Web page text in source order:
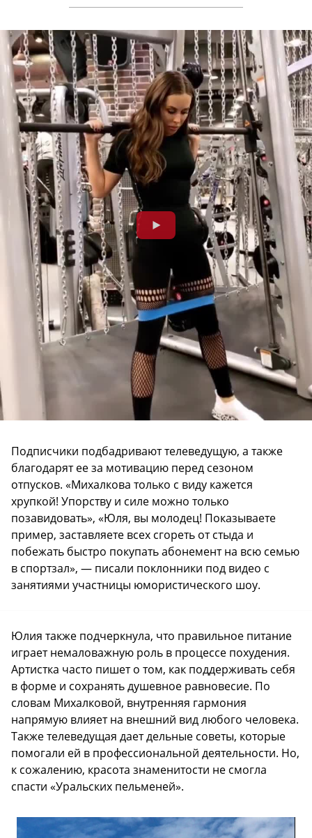
Подписчики подбадривают телеведущую, а также
благодарят ее за мотивацию перед сезоном
отпусков. «Михалкова только с виду кажется
хрупкой! Упорству и силе можно только
позавидовать», «Юля, вы молодец! Показываете
пример, заставляете всех сгореть от стыда и
побежать быстро покупать абонемент на всю семью
в спортзал», — писали поклонники под видео с
занятиями участницы юмористического шоу.
Юлия также подчеркнула, что правильное питание
играет немаловажную роль в процессе похудения.
Артистка часто пишет о том, как поддерживать себя
в форме и сохранять душевное равновесие. По
словам Михалковой, внутренняя гармония
напрямую влияет на внешний вид любого человека.
Также телеведущая дает дельные советы, которые
помогали ей в профессиональной деятельности. Но,
к сожалению, красота знаменитости не смогла
спасти «Уральских пельменей».